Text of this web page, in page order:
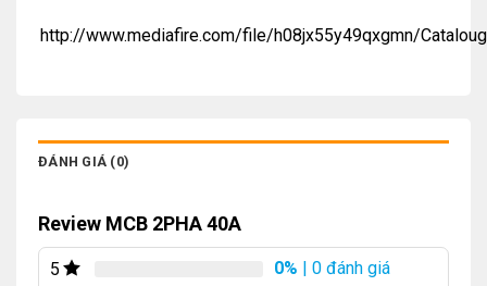
http://www.mediafire.com/file/h08jx55y49qxgmn/
ĐÁNH GIÁ (0)
Review MCB 2PHA 40A
5 0% | 0 đánh giá